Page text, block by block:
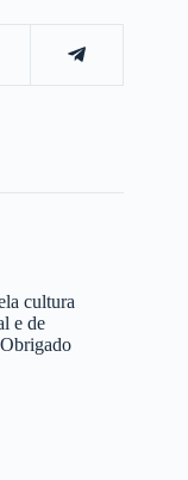
cultura
e de